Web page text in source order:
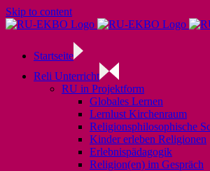
Skip to content
Startseite
Reli Unterricht
RU in Projektform
Globales Lernen
Lernlust Kirchenraum
Religionsphilosophische
Kinder erleben Religionen
Erlebnispädagogik
Religion(en) im Gespräch